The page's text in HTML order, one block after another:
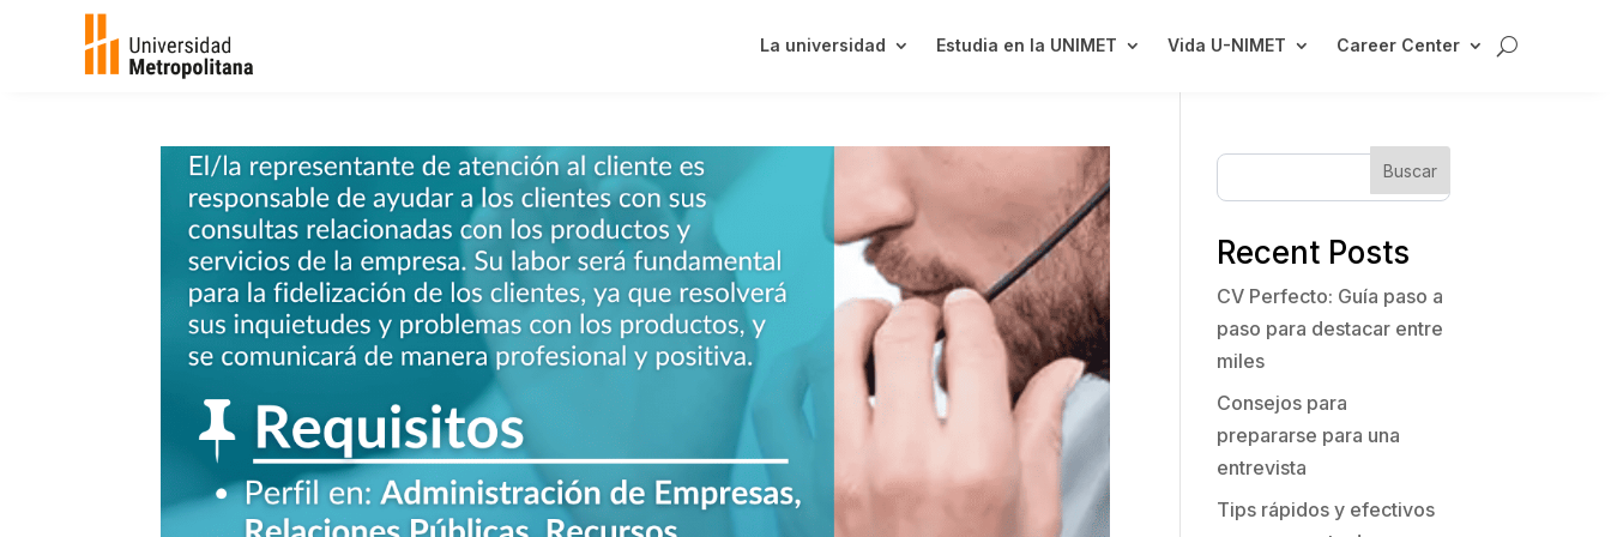
La universidad Estudia en la UNIMET Vida U-NIMET Career Center
Buscar
Recent Posts
CV Perfecto: Guía paso a
paso para destacar entre
miles
Consejos para
prepararse para una
entrevista
Tips rápidos y efectivos